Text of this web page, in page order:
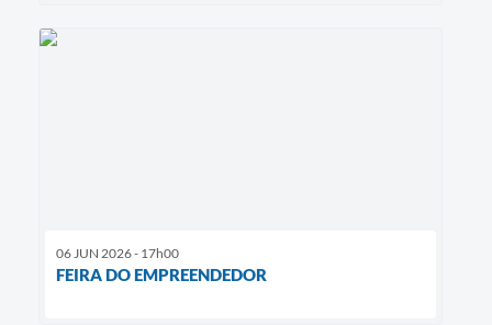
06 JUN 2026 - 17h00
FEIRA DO EMPREENDEDOR